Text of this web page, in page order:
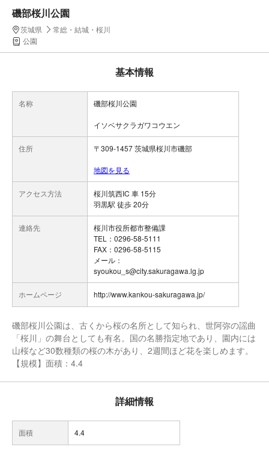
磯部桜川公園
茨城県
常総・結城・桜川
公園
基本情報
名称 磯部桜川公園
イソベサクラガワコウエン
住所 〒309-1457 茨城県桜川市磯部
地図を見る
アクセス方法
桜川筑西IC 車 15分
羽黒駅 徒歩 20分
連絡先
桜川市役所都市整備課
TEL：0296-58-5111
FAX：0296-58-5115
メール：
syoukou_s@city.sakuragawa.lg.jp
ホームページ http://www.kankou-sakuragawa.jp/
磯部桜川公園は、古くから桜の名所として知られ、世阿弥の謡曲
「桜川」の舞台としても有名。国の名勝指定地であり、園内には
山桜など30数種類の桜の木があり、2週間ほど花を楽しめます。
【規模】面積：4.4
詳細情報
面積 4.4